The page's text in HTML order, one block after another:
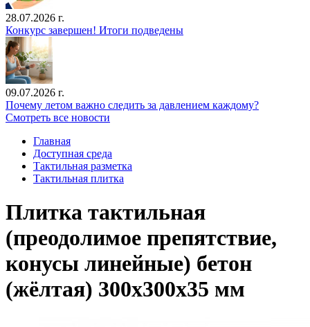
28.07.2026 г.
Конкурс завершен! Итоги подведены
09.07.2026 г.
Почему летом важно следить за давлением каждому?
Смотреть все новости
Главная
Доступная среда
Тактильная разметка
Тактильная плитка
Плитка тактильная
(преодолимое препятствие,
конусы линейные) бетон
(жёлтая) 300х300х35 мм